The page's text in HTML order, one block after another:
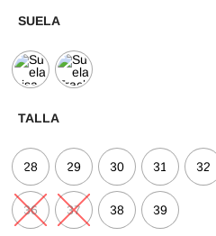
SUELA
TALLA
28 29 30 31 32
36 37 38 39